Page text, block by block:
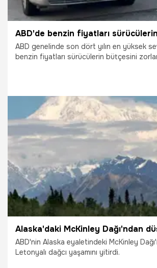
ABD genelinde son dört yılın en yüksek
benzin fiyatları sürücülerin bütçesini
yaz aylarında fiyatların yeniden
bulundu.
3.06.2026 Dünya
ABD'nin Alaska eyaletindeki McKinley
Letonyalı dağcı yaşamını yitirdi.